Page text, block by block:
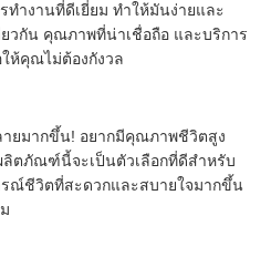
ทํางานที่ดีเยี่ยม ทําให้มันง่ายและ
วกัน คุณภาพที่น่าเชื่อถือ และบริการ
ห้คุณไม่ต้องกังวล
ยมากขึ้น! อยากมีคุณภาพชีวิตสูง
ลิตภัณฑ์นี้จะเป็นตัวเลือกที่ดีสําหรับ
ณ์ชีวิตที่สะดวกและสบายใจมากขึ้น